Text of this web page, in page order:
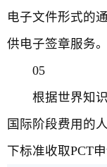
电子文件形式的
供电子签章服务。
05
根据世界知识
国际阶段费用的
下标准收取PCT